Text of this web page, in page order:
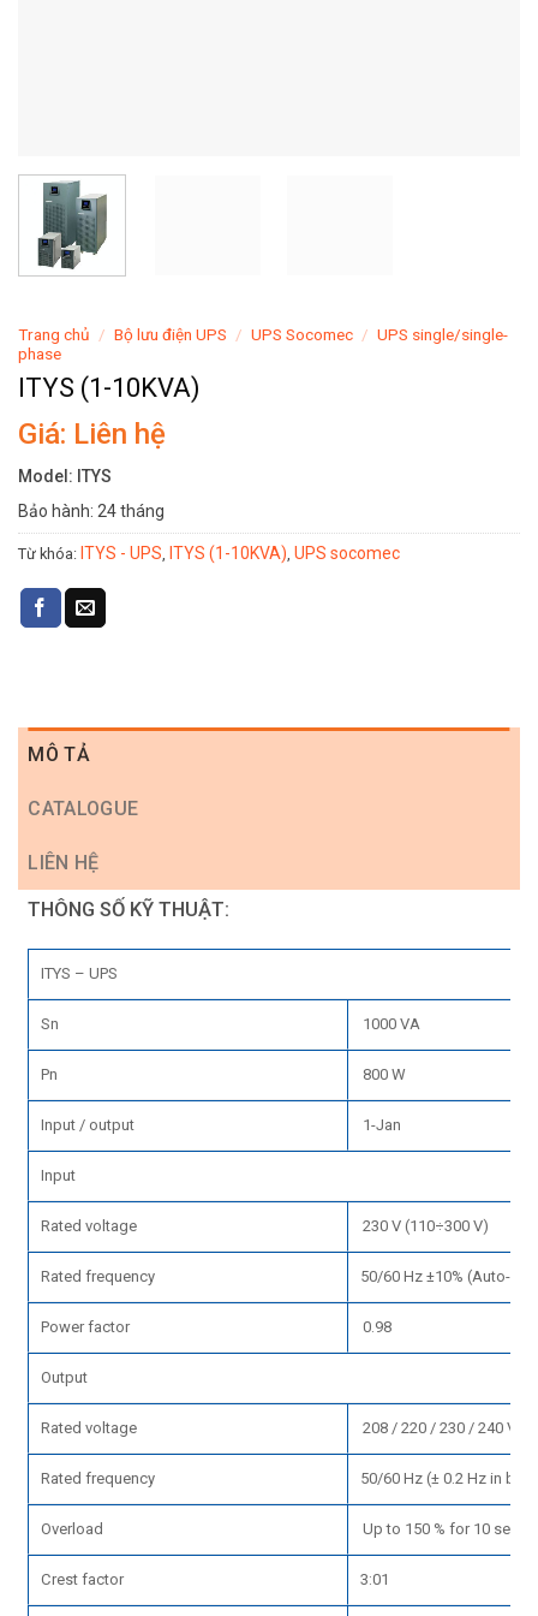
Trang chủ / Bộ lưu điện UPS / UPS Socomec / UPS single/single-
phase
ITYS (1-10KVA)
Giá: Liên hệ
Model: ITYS
Bảo hành: 24 tháng
Từ khóa: ITYS - UPS ITYS (1-10KVA) UPS socomec
MÔ TẢ
CATALOGUE
LIÊN HỆ
THÔNG SỐ KỸ THUẬT:
ITYS – UPS
Sn 1000 VA
Pn 800 W
Input / output 1-Jan
Input
Rated voltage 230 V (110÷300 V)
Rated frequency 50/60 Hz ±10% (Auto-
Power factor 0.98
Output
Rated voltage 208 / 220 / 230 / 240 V (±
Rated frequency 50/60 Hz (± 0.2 Hz in
Overload Up to 150 % for 10
Crest factor 3:01